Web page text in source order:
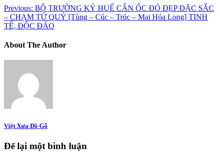
Previous: BỘ TRƯỜNG KỶ HUẾ CẨN ỐC ĐỎ ĐẸP ĐẶC SẮC
– CHẠM TỨ QUÝ [Tùng – Cúc – Trúc – Mai Hóa Long] TINH
TẾ, ĐỘC ĐÁO
About The Author
Việt Xưa Đồ Gỗ
Để lại một bình luận